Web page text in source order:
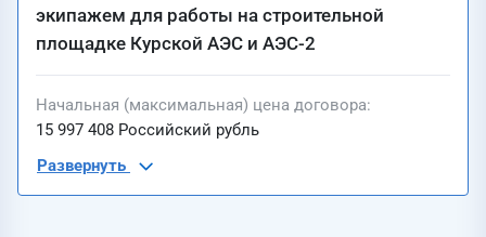
Развернуть
экипажем для работы на строительной
площадке Курской АЭС и АЭС-2
Начальная (максимальная) цена договора
15 997 408 Российский рубль